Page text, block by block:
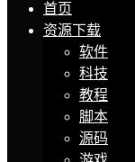
首页
资源下载
软件
科技
教程
脚本
源码